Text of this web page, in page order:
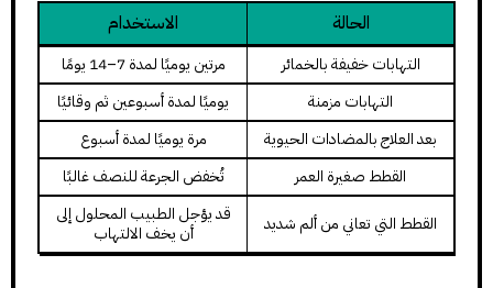
الحالة الاستخدام
التهابات خفيفة بالخمائر
مرتين يوميًا لمدة 7–14 يومًا
التهابات مزمنة
يوميًا لمدة أسبوعين ثم وقائيًا
بعد العلاج بالمضادات الحيوية
مرة يوميًا لمدة أسبوع
القطط صغيرة العمر
تُخفض الجرعة للنصف غالبًا
القطط التي تعاني من ألم شديد
قد يؤجل الطبيب المحلول إلى
أن يخف الالتهاب